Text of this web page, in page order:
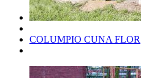
COLUMPIO CUNA FLOR